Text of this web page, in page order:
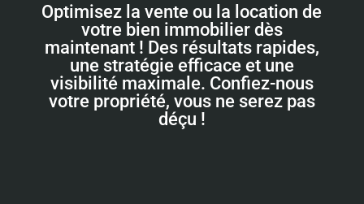
Optimisez la vente ou la location de
votre bien immobilier dès
maintenant ! Des résultats rapides,
une stratégie efficace et une
visibilité maximale. Confiez-nous
votre propriété, vous ne serez pas
déçu !